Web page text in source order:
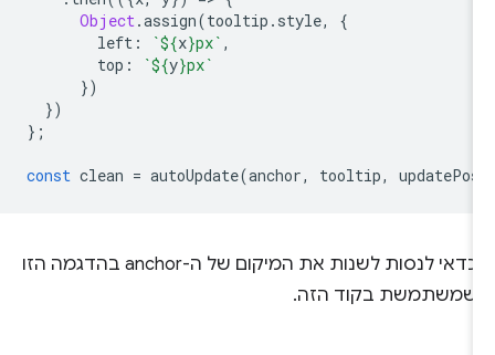
Object.assign(tooltip.style ,
left
: `${x}px`
top
: `${y}px`
const clean = autoUpdate(anchor , tooltip ,
כדאי לנסות לשנות את המיקום של ה-anchor בהדגמה הזו
שמשתמשת בקוד הזה.